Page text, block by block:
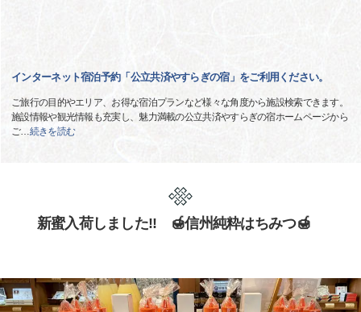
インターネット宿泊予約「公立共済やすらぎの宿」をご利用ください。
ご旅行の目的やエリア、お得な宿泊プランなど様々な角度から施設検索できます。
施設情報や観光情報も充実し、魅力満載の公立共済やすらぎの宿ホームページから
ご…続きを読む
新蜜入荷しました!! 🍯信州純粋はちみつ🍯